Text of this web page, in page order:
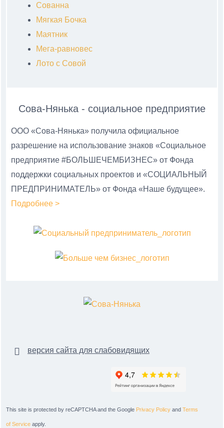
Сованна
Мягкая Бочка
Маятник
Мега-равновес
Лото с Совой
Сова-Нянька - социальное предприятие
ООО «Сова-Нянька» получила официальное
разрешение на использование знаков «Социальное
предприятие #БОЛЬШЕЧЕМБИЗНЕС» от Фонда
поддержки социальных проектов и «СОЦИАЛЬНЫЙ
ПРЕДПРИНИМАТЕЛЬ» от Фонда «Наше будущее».
Подробнее >
версия сайта для слабовидящих
This site is protected by reCAPTCHA and the Google Privacy Policy and Terms
of Service apply.